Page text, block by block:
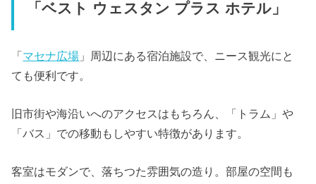
「ベスト ウェスタン プラス ホテル」
「マセナ広場 」周辺にある宿泊施設で、ニース観光にと
ても便利です。
旧市街や海沿いへのアクセスはもちろん、「トラム」や
「バス」での移動もしやすい特徴があります。
客室はモダンで、落ちつた雰囲気の造り。部屋の空間も